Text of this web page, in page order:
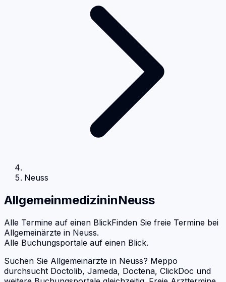
Neuss
AllgemeinmedizininNeuss
Alle Termine auf einen BlickFinden Sie freie Termine bei
Allgemeinärzte in Neuss.
Alle Buchungsportale auf einen Blick.
Suchen Sie Allgemeinärzte in Neuss? Meppo
durchsucht Doctolib, Jameda, Doctena, ClickDoc und